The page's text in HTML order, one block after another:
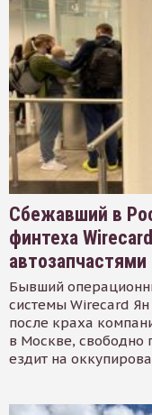
Сбежавший в
финтеха
автозапчастями
Бывший
системы Wirecard
после краха
в Москве, свободно
ездит на